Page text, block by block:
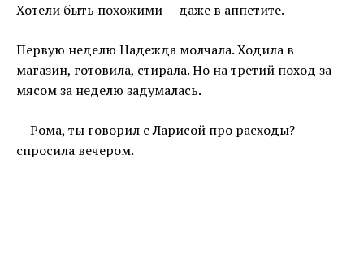
Хотели быть похожими — даже в аппетите.
Первую неделю Надежда молчала. Ходила в
магазин, готовила, стирала. Но на третий поход за
мясом за неделю задумалась.
— Рома, ты говорил с Ларисой про расходы? —
спросила вечером.